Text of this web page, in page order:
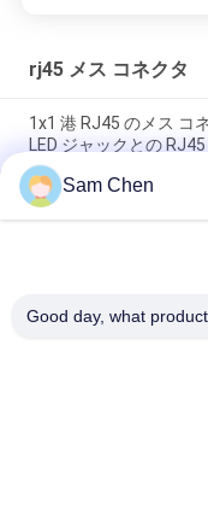
rj45 メス コネクタ
1x1 港 RJ45 のメス コ
LED ジャックとの
4 港 RJ45 8P8C メスの
植物
沈降の版 H 8.6mm 黒
Sam Chen
Good day, what